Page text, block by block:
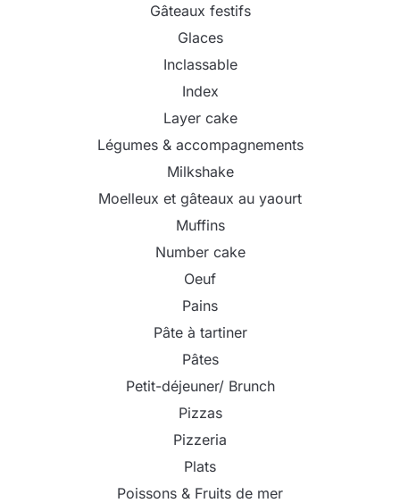
Gâteaux festifs
Glaces
Inclassable
Index
Layer cake
Légumes & accompagnements
Milkshake
Moelleux et gâteaux au yaourt
Muffins
Number cake
Oeuf
Pains
Pâte à tartiner
Pâtes
Petit-déjeuner/ Brunch
Pizzas
Pizzeria
Plats
Poissons & Fruits de mer